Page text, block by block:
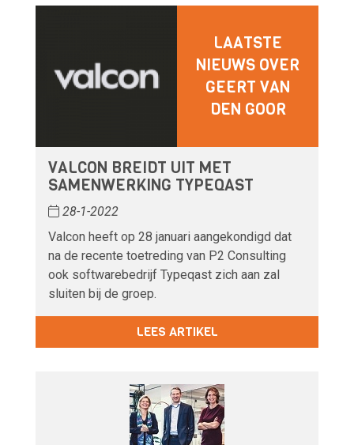
LAATSTE
NIEUWS OVER
GEERT VAN
DEN GOOR
VALCON BREIDT UIT MET
SAMENWERKING TYPEQAST
28-1-2022
Valcon heeft op 28 januari aangekondigd dat
na de recente toetreding van P2 Consulting
ook softwarebedrijf Typeqast zich aan zal
sluiten bij de groep.
LEES ARTIKEL